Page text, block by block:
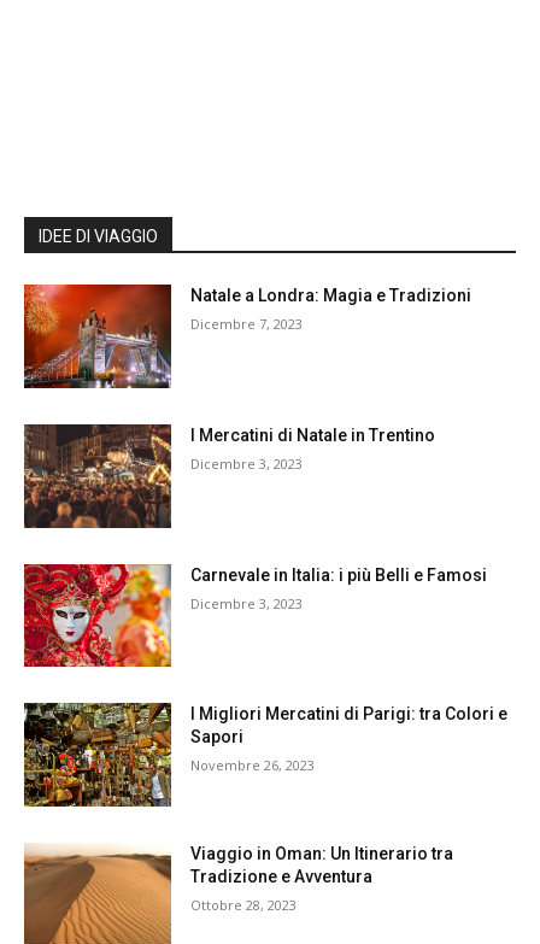
IDEE DI VIAGGIO
Natale a Londra: Magia e Tradizioni
Dicembre 7, 2023
I Mercatini di Natale in Trentino
Dicembre 3, 2023
Carnevale in Italia: i più Belli e Famosi
Dicembre 3, 2023
I Migliori Mercatini di Parigi: tra Colori e
Sapori
Novembre 26, 2023
Viaggio in Oman: Un Itinerario tra
Tradizione e Avventura
Ottobre 28, 2023